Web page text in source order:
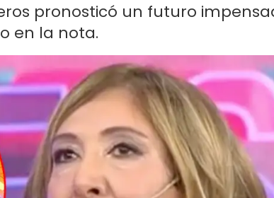
pronosticó un futuro
en la nota.